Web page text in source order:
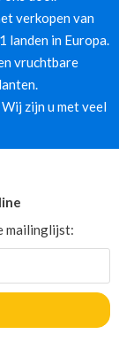
verkopen van
landen in Europa.
vruchtbare
zijn u met veel
mailinglijst: